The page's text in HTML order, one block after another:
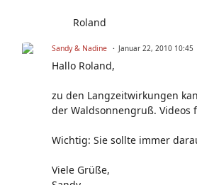
Roland
Sandy & Nadine Januar 22, 2010 10:45
Hallo Roland,
zu den Langzeitwirkungen
der Waldsonnengruß. Videos
Wichtig: Sie sollte immer
Viele Grüße,